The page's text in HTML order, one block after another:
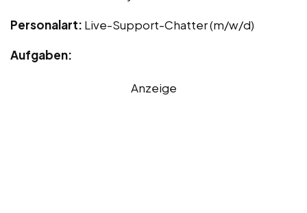
Personalart: Live-Support-Chatter (m/w/d)
Aufgaben:
Anzeige